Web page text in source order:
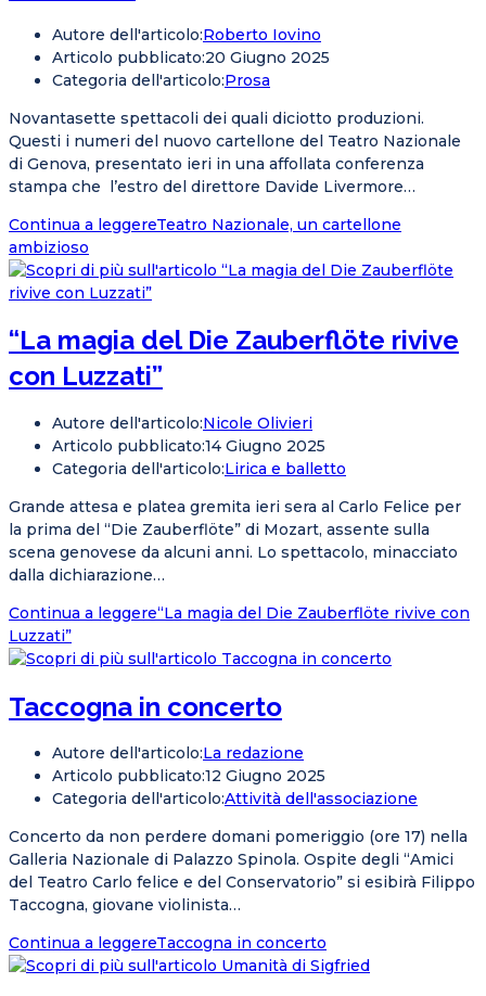
Autore dell'articolo:Roberto Iovino
Articolo pubblicato:20 Giugno 2025
Categoria dell'articolo:Prosa
Novantasette spettacoli dei quali diciotto produzioni.
Questi i numeri del nuovo cartellone del Teatro Nazionale
di Genova, presentato ieri in una affollata conferenza
stampa che l’estro del direttore Davide Livermore…
Continua a leggereTeatro Nazionale, un cartellone
ambizioso
“La magia del Die Zauberflöte rivive
con Luzzati”
Autore dell'articolo:Nicole Olivieri
Articolo pubblicato:14 Giugno 2025
Categoria dell'articolo:Lirica e balletto
Grande attesa e platea gremita ieri sera al Carlo Felice per
la prima del “Die Zauberflöte” di Mozart, assente sulla
scena genovese da alcuni anni. Lo spettacolo, minacciato
dalla dichiarazione…
Continua a leggere“La magia del Die Zauberflöte rivive con
Luzzati”
Taccogna in concerto
Autore dell'articolo:La redazione
Articolo pubblicato:12 Giugno 2025
Categoria dell'articolo:Attività dell'associazione
Concerto da non perdere domani pomeriggio (ore 17) nella
Galleria Nazionale di Palazzo Spinola. Ospite degli “Amici
del Teatro Carlo felice e del Conservatorio” si esibirà Filippo
Taccogna, giovane violinista…
Continua a leggereTaccogna in concerto